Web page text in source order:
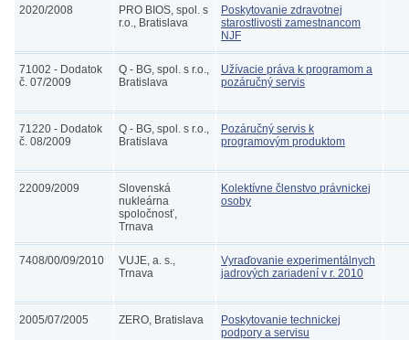
2020/2008
PRO BIOS, spol. s
r.o., Bratislava
Poskytovanie zdravotnej
starostlivosti zamestnancom
NJF
71002 - Dodatok
č. 07/2009
Q - BG, spol. s r.o.,
Bratislava
Užívacie práva k programom a
pozáručný servis
71220 - Dodatok
č. 08/2009
Q - BG, spol. s r.o.,
Bratislava
Pozáručný servis k
programovým produktom
22009/2009
Slovenská
nukleárna
spoločnosť,
Trnava
Kolektívne členstvo právnickej
osoby
7408/00/09/2010
VUJE, a. s.,
Trnava
Vyraďovanie experimentálnych
jadrových zariadení v r. 2010
2005/07/2005 ZERO, Bratislava
Poskytovanie technickej
podpory a servisu